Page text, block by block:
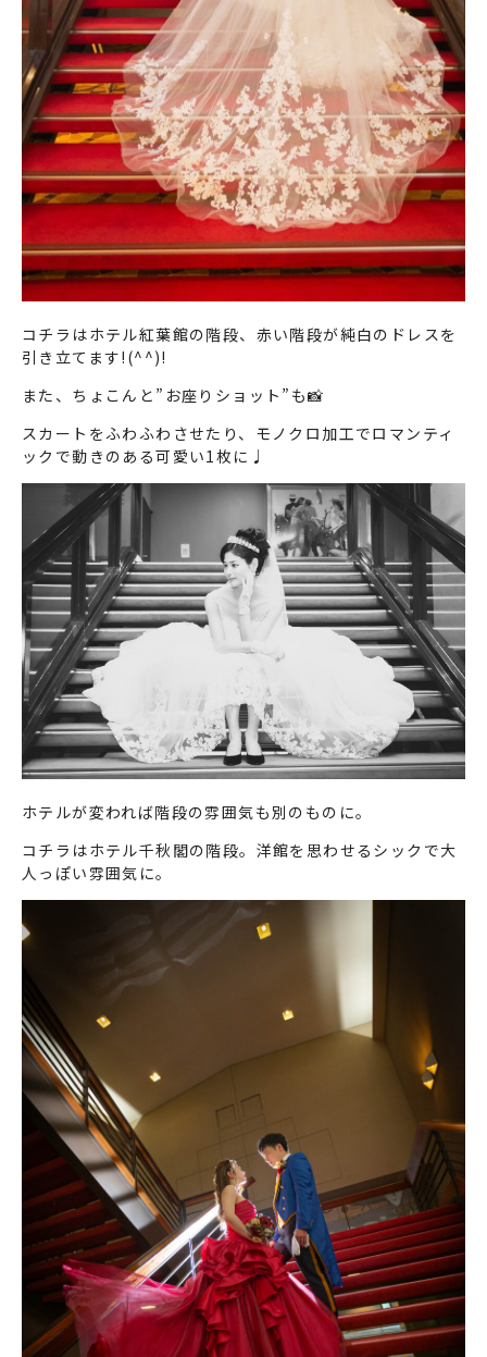
コチラはホテル紅葉館の階段、赤い階段が純白のドレスを
引き立てます!(^^)!
また、ちょこんと”お座りショット”も📸
スカートをふわふわさせたり、モノクロ加工でロマンティ
ックで動きのある可愛い1枚に♩
ホテルが変われば階段の雰囲気も別のものに。
コチラはホテル千秋閣の階段。洋館を思わせるシックで大
人っぽい雰囲気に。